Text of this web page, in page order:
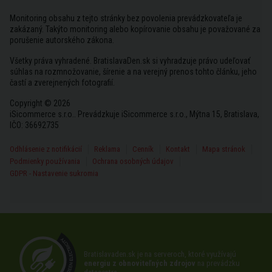
Monitoring obsahu z tejto stránky bez povolenia prevádzkovateľa je
zakázaný. Takýto monitoring alebo kopírovanie obsahu je považované za
porušenie autorského zákona.
Všetky práva vyhradené. BratislavaDen.sk si vyhradzuje právo udeľovať
súhlas na rozmnožovanie, šírenie a na verejný prenos tohto článku, jeho
častí a zverejnených fotografií.
Copyright © 2026
iSicommerce s.r.o.. Prevádzkuje iSicommerce s.r.o., Mýtna 15, Bratislava,
IČO: 36692735
Odhlásenie z notifikácií Reklama Cenník Kontakt
Mapa stránok
Podmienky používania
Ochrana osobných údajov
GDPR - Nastavenie sukromia
Bratislavaden.sk je na serveroch, ktoré využívajú
energiu z obnoviteľných zdrojov na prevádzku